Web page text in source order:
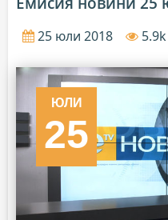
25 юли 2018
ЮЛИ
25